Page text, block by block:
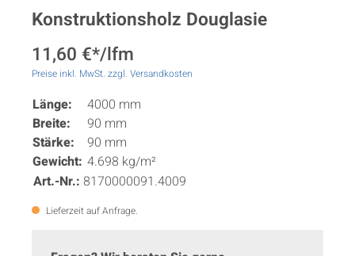
Konstruktionsholz Douglasie
11,60 €*/lfm
Preise inkl. MwSt. zzgl. Versandkosten
Länge:
4000 mm
Breite:
90 mm
Stärke:
90 mm
Gewicht: 4.698 kg/m²
Art.-Nr.: 8170000091.4009
Lieferzeit auf Anfrage.